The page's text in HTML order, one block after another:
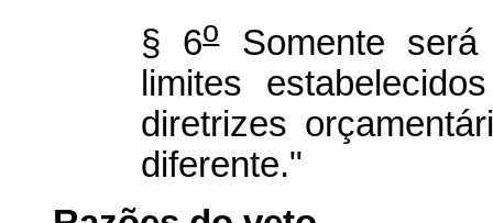
§ 6oSomente será
limites
diretrizes
diferente."